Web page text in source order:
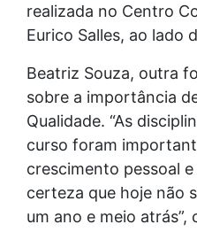
realizada no Centro
Eurico Salles, ao lado
Beatriz Souza, outra
sobre a importância
Qualidade. “As
curso foram
crescimento pessoal
certeza que hoje não
um ano e meio atrás”,